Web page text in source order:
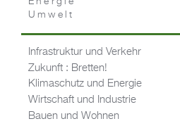
Umwelt
Infrastruktur und Verkehr
Zukunft : Bretten!
Klimaschutz und Energie
Wirtschaft und Industrie
Bauen und Wohnen